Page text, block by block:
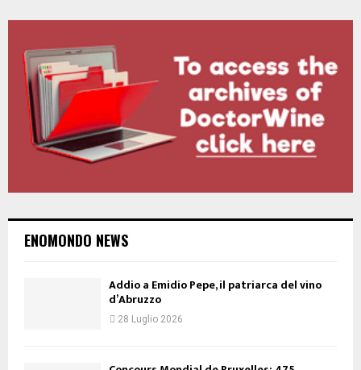
ENOMONDO NEWS
Addio a Emidio Pepe, il patriarca del vino
d’Abruzzo
28 Luglio 2026